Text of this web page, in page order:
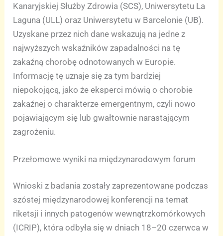
Kanaryjskiej Służby Zdrowia (SCS), Uniwersytetu La
Laguna (ULL) oraz Uniwersytetu w Barcelonie (UB).
Uzyskane przez nich dane wskazują na jedne z
najwyższych wskaźników zapadalności na tę
zakaźną chorobę odnotowanych w Europie.
Informację tę uznaje się za tym bardziej
niepokojącą, jako że eksperci mówią o chorobie
zakaźnej o charakterze emergentnym, czyli nowo
pojawiającym się lub gwałtownie narastającym
zagrożeniu.
Przełomowe wyniki na międzynarodowym forum
Wnioski z badania zostały zaprezentowane podczas
szóstej międzynarodowej konferencji na temat
riketsji i innych patogenów wewnątrzkomórkowych
(ICRIP), która odbyła się w dniach 18–20 czerwca w